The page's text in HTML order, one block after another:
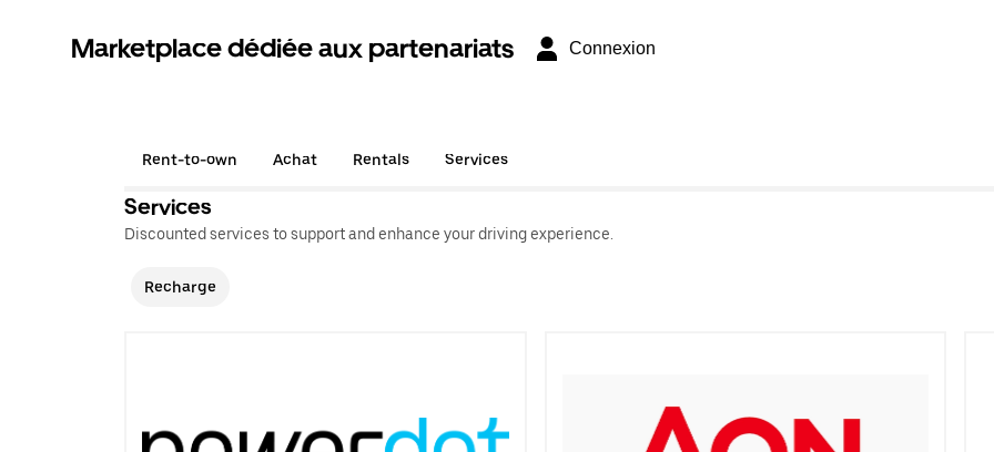
Marketplace dédiée aux partenariats Connexion
Rent-to-own Achat Rentals Services
Services
Discounted services to support and enhance your driving experience.
Recharge